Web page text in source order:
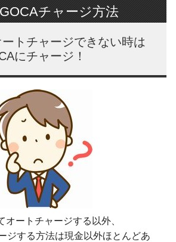
チャージ方法
トチャージできない時は
にチャージ！
オートチャージする以外、
ジする方法は現金以外ほとんどあ